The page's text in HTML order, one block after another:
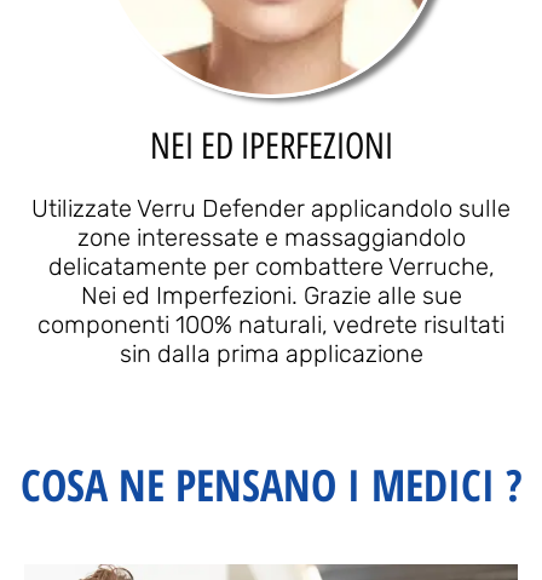
NEI ED IPERFEZIONI
Utilizzate Verru Defender applicandolo sulle
zone interessate e massaggiandolo
delicatamente per combattere Verruche,
Nei ed Imperfezioni. Grazie alle sue
componenti 100% naturali, vedrete risultati
sin dalla prima applicazione
COSA NE PENSANO I MEDICI ?